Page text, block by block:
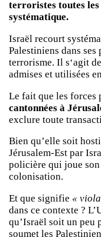
terroristes toutes les
systématique.
Israël recourt
Palestiniens dans ses
terrorisme. Il s‘agit
admises et utilisées
Le fait que les forces
cantonnées à
exclure toute
Bien qu’elle soit
Jérusalem-Est par
policière qui joue
colonisation.
Et que signifie «
dans ce contexte ?
qu’Israël soit un peu
soumet les